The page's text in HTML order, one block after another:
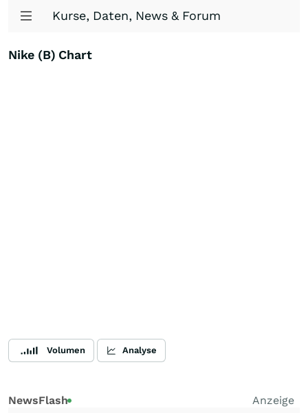
Kurse, Daten, News & Forum
Nike (B) Chart
Volumen Analyse
NewsFlash
Anzeige